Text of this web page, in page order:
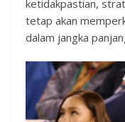
ketidakpastian,
tetap akan
dalam jangka